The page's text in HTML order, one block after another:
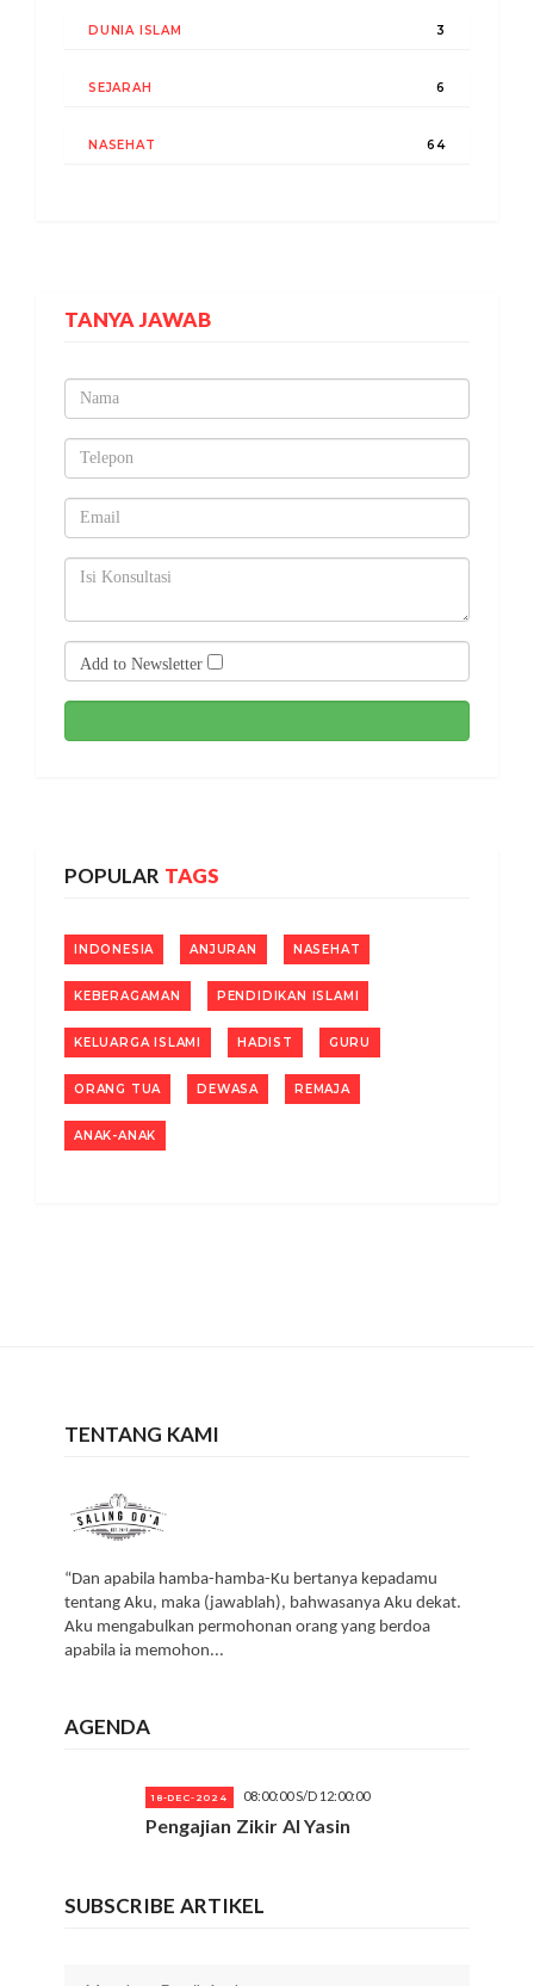
DUNIA ISLAM 3
SEJARAH 6
NASEHAT 64
TANYA JAWAB
Add to Newsletter
POPULAR TAGS
INDONESIA ANJURAN NASEHAT
KEBERAGAMAN PENDIDIKAN ISLAMI
KELUARGA ISLAMI HADIST GURU
ORANG TUA DEWASA REMAJA
ANAK-ANAK
TENTANG KAMI
“Dan apabila hamba-hamba-Ku bertanya kepadamu
tentang Aku, maka (jawablah), bahwasanya Aku dekat.
Aku mengabulkan permohonan orang yang berdoa
apabila ia memohon...
AGENDA
18-DEC-2024 08:00:00 S/D 12:00:00
Pengajian Zikir Al Yasin
SUBSCRIBE ARTIKEL